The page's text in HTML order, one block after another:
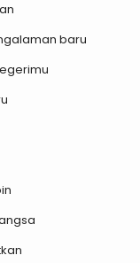
baru